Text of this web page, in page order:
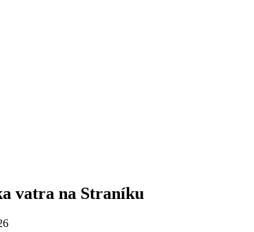
vatra na Straníku